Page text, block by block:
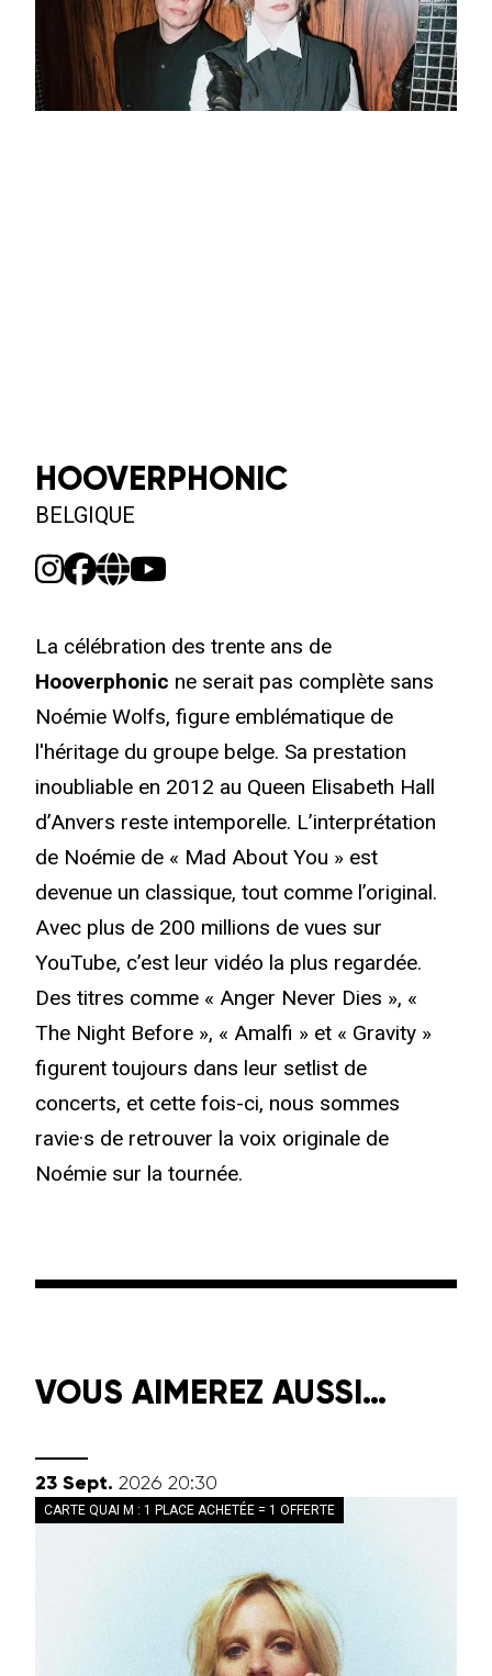
HOOVERPHONIC
BELGIQUE
La célébration des trente ans de
Hooverphonic ne serait pas complète sans
Noémie Wolfs, figure emblématique de
l'héritage du groupe belge. Sa prestation
inoubliable en 2012 au Queen Elisabeth Hall
d’Anvers reste intemporelle. L’interprétation
de Noémie de « Mad About You » est
devenue un classique, tout comme l’original.
Avec plus de 200 millions de vues sur
YouTube, c’est leur vidéo la plus regardée.
Des titres comme « Anger Never Dies », «
The Night Before », « Amalfi » et « Gravity »
figurent toujours dans leur setlist de
concerts, et cette fois-ci, nous sommes
ravie·s de retrouver la voix originale de
Noémie sur la tournée.
VOUS AIMEREZ AUSSI…
23 septembre
Sept. 2026 20:30
CARTE QUAI M : 1 PLACE ACHETÉE = 1 OFFERTE